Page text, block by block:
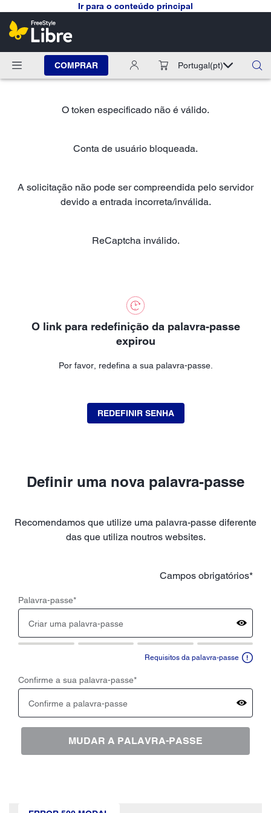
Ir para o conteúdo principal
COMPRAR Portugal(pt)
O token especificado não é válido.
Conta de usuário bloqueada.
A solicitação não pode ser compreendida pelo servidor
devido a entrada incorreta/inválida.
ReCaptcha inválido.
O link para redefinição da palavra-passe
expirou
Por favor, redefina a sua palavra-passe.
REDEFINIR SENHA
Definir uma nova palavra-passe
Recomendamos que utilize uma palavra-passe diferente
das que utiliza noutros websites.
Campos obrigatórios*
Palavra-passe*
Requisitos da palavra-passe
Confirme a sua palavra-passe*
MUDAR A PALAVRA-PASSE